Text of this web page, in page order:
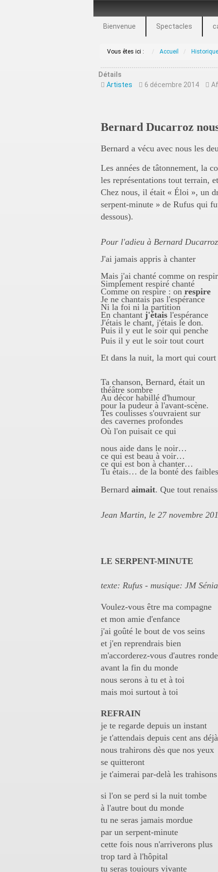
Bienvenue Spectacles
Vous êtes ici : Accueil Historique
Détails
Artistes
6 décembre 2014
Bernard Ducarroz
Bernard a vécu avec nous les
Les années de tâtonnement, la
les représentations tout terrain,
Chez nous, il était « Éloi », un
serpent-minute » de Rufus qui
dessous).
Pour l'adieu à Bernard Ducarroz
J'ai jamais appris à chanter
Mais j'ai chanté comme on
Simplement respiré chanté
Comme on respire : on respire
Je ne chantais pas l'espérance
Ni la foi ni la partition
En chantant j'étais l'espérance
J'étais le chant, j'étais le don.
Puis il y eut le soir qui penche
Puis il y eut le soir tout court
Et dans la nuit, la mort qui court
Ta chanson, Bernard, était un
théâtre sombre
Au décor habillé d'humour
pour la pudeur à l'avant-scène.
Tes coulisses s'ouvraient sur
des cavernes profondes
Où l'on puisait ce qui
nous aide dans le noir…
ce qui est beau à voir…
ce qui est bon à chanter…
Tu étais… de la bonté des
Bernard aimait. Que tout
Jean Martin, le 27 novembre
LE SERPENT-MINUTE
texte: Rufus - musique: JM Sénia
Voulez-vous être ma compagne
et mon amie d'enfance
j'ai goûté le bout de vos seins
et j'en reprendrais bien
m'accorderez-vous d'autres
avant la fin du monde
nous serons à tu et à toi
mais moi surtout à toi
REFRAIN
je te regarde depuis un instant
je t'attendais depuis cent ans déjà
nous trahirons dès que nos yeux
se quitteront
je t'aimerai par-delà les trahisons
si l'on se perd si la nuit tombe
à l'autre bout du monde
tu ne seras jamais mordue
par un serpent-minute
cette fois nous n'arriverons plus
trop tard à l'hôpital
tu seras toujours vivante